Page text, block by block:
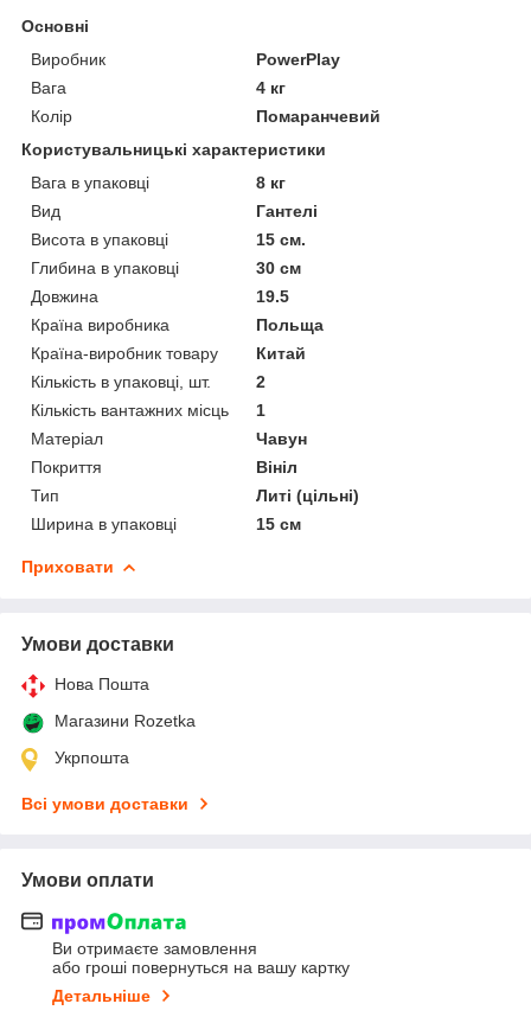
Основні
Виробник
PowerPlay
Вага
4 кг
Колір
Помаранчевий
Користувальницькі характеристики
Вага в упаковці
8 кг
Вид
Гантелі
Висота в упаковці
15 см.
Глибина в упаковці
30 см
Довжина
19.5
Країна виробника
Польща
Країна-виробник товару
Китай
Кількість в упаковці, шт.
2
Кількість вантажних місць
1
Матеріал
Чавун
Покриття
Вініл
Тип
Литі (цільні)
Ширина в упаковці
15 см
Приховати
Умови доставки
Нова Пошта
Магазини Rozetka
Укрпошта
Всі умови доставки
Умови оплати
Ви отримаєте замовлення
або гроші повернуться на вашу картку
Детальніше